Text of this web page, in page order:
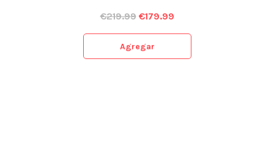
€219.99 €179.99
Agregar